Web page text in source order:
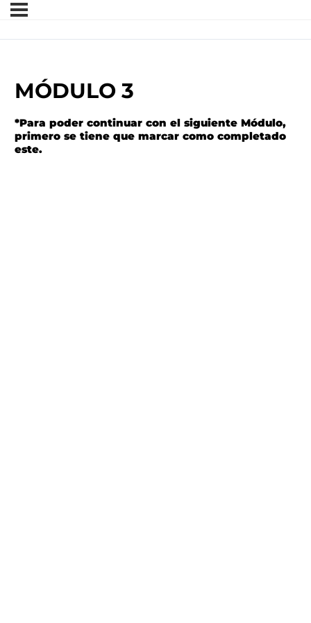
MÓDULO 3
*Para poder continuar con el siguiente Módulo,
primero se tiene que marcar como completado
este.